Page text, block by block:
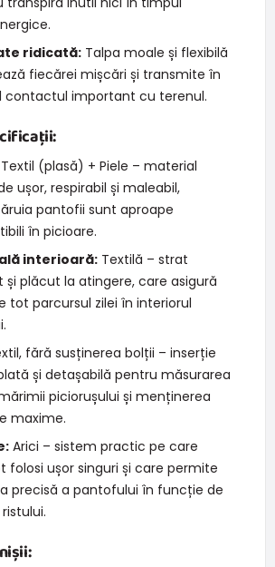
ridicată: Talpa moale și flexibilă
fiecărei mișcări și transmite în
contactul important cu terenul.
Textil (plasă) + Piele – material
ușor, respirabil și maleabil,
pantofii sunt aproape
în picioare.
interioară: Textilă – strat
și plăcut la atingere, care asigură
tot parcursul zilei în interiorul
fără susținerea bolții – inserție
și detașabilă pentru măsurarea
piciorușului și menținerea
maxime.
Arici – sistem practic pe care
folosi ușor singuri și care permite
precisă a pantofului în funcție de